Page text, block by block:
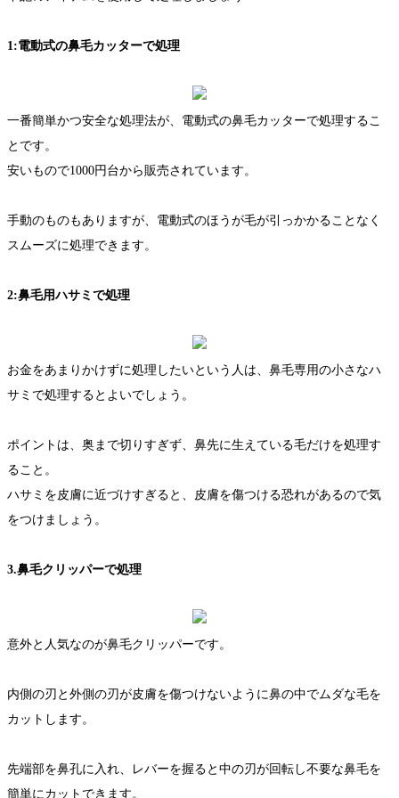
1:電動式の鼻毛カッターで処理
一番簡単かつ安全な処理法が、電動式の鼻毛カッターで処理するこ
とです。
安いもので1000円台から販売されています。
手動のものもありますが、電動式のほうが毛が引っかかることなく
スムーズに処理できます。
2:鼻毛用ハサミで処理
お金をあまりかけずに処理したいという人は、鼻毛専用の小さなハ
サミで処理するとよいでしょう。
ポイントは、奥まで切りすぎず、鼻先に生えている毛だけを処理す
ること。
ハサミを皮膚に近づけすぎると、皮膚を傷つける恐れがあるので気
をつけましょう。
3.鼻毛クリッパーで処理
意外と人気なのが鼻毛クリッパーです。
内側の刃と外側の刃が皮膚を傷つけないように鼻の中でムダな毛を
カットします。
先端部を鼻孔に入れ、レバーを握ると中の刃が回転し不要な鼻毛を
簡単にカットできます。